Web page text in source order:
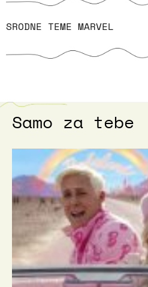
SRODNE TEME MARVEL
Samo za tebe